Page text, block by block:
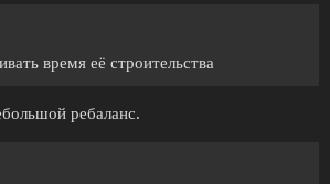
время её строительства
ребаланс.